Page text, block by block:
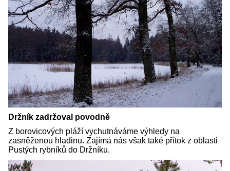
Držník zadržoval povodně
Z borovicových pláží vychutnáváme výhledy na
zasněženou hladinu. Zajímá nás však také přítok z oblasti
Pustých rybníků do Držníku.